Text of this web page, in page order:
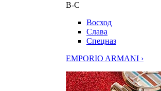
В-С
Восход
Слава
Спецназ
EMPORIO ARMANI ›